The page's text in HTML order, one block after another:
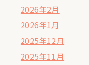
2026年2月
2026年1月
2025年12月
2025年11月